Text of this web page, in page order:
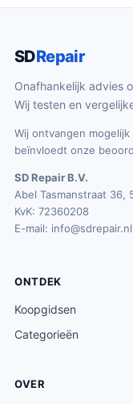
SDRepair
Onafhankelijk advies
Wij testen en
Wij ontvangen
beïnvloedt onze
SD Repair B.V.
Abel Tasmanstraat 36,
KvK: 72360208
E-mail: info@sdrepair.nl
ONTDEK
Koopgidsen
Categorieën
OVER